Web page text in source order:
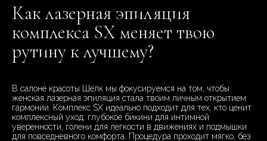
Как лазерная эпиляция
комплекса SX меняет твою
рутину к лучшему?
В салоне красоты Шелк мы фокусируемся на том, чтобы
женская лазерная эпиляция стала твоим личным открытием
гармонии. Комплекс SX идеально подходит для тех, кто ценит
комплексный уход: глубокое бикини для интимной
уверенности, голени для легкости в движениях и подмышки
для повседневного комфорта. Процедура проходит мягко, без